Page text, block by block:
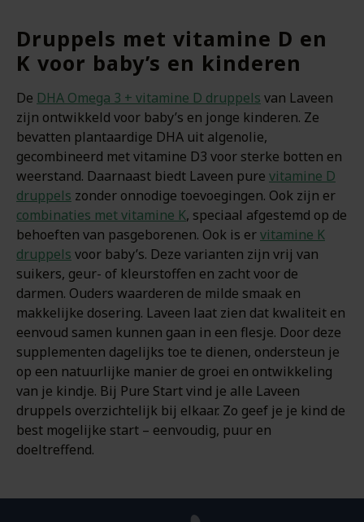
Druppels met vitamine D en
K voor baby’s en kinderen
De DHA Omega 3 + vitamine D druppels van Laveen
zijn ontwikkeld voor baby’s en jonge kinderen. Ze
bevatten plantaardige DHA uit algenolie,
gecombineerd met vitamine D3 voor sterke botten en
weerstand. Daarnaast biedt Laveen pure vitamine D
druppels zonder onnodige toevoegingen. Ook zijn er
combinaties met vitamine K, speciaal afgestemd op de
behoeften van pasgeborenen. Ook is ervitamine K
druppels voor baby’s. Deze varianten zijn vrij van
suikers, geur- of kleurstoffen en zacht voor de
darmen. Ouders waarderen de milde smaak en
makkelijke dosering. Laveen laat zien dat kwaliteit en
eenvoud samen kunnen gaan in een flesje. Door deze
supplementen dagelijks toe te dienen, ondersteun je
op een natuurlijke manier de groei en ontwikkeling
van je kindje. Bij Pure Start vind je alle Laveen
druppels overzichtelijk bij elkaar. Zo geef je je kind de
best mogelijke start – eenvoudig, puur en
doeltreffend.